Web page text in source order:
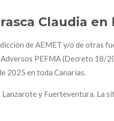
Claudia
de AEMET y/o de otras
PEFMA (Decreto 18/
2025 en toda Canarias.
y Fuerteventura. La